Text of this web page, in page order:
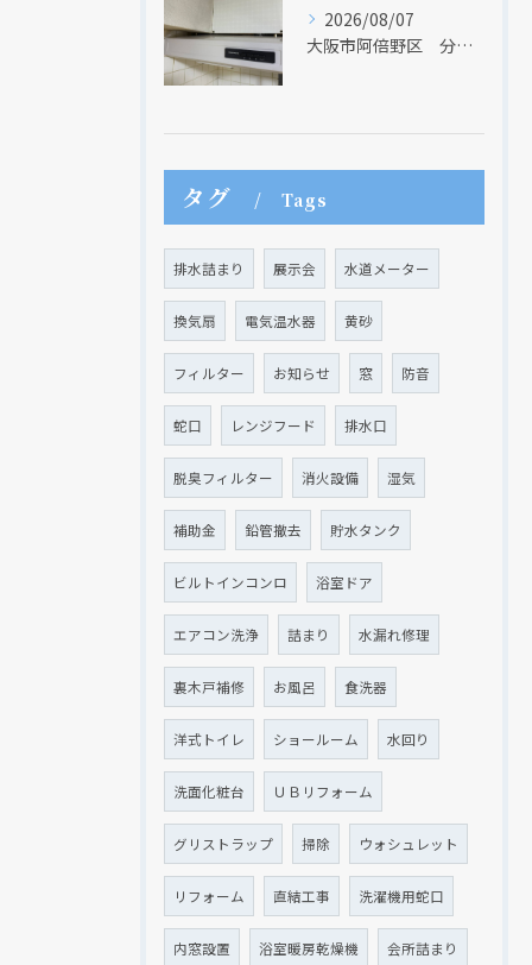
2026/08/07
大阪市阿倍野区 分譲マンションのレンジフード取替リフォーム工事 タカラスタンダード
タグ Tags
排水詰まり 展示会 水道メーター
換気扇 電気温水器 黄砂
フィルター お知らせ 窓 防音
蛇口 レンジフード 排水口
脱臭フィルター 消火設備 湿気
補助金 鉛管撤去 貯水タンク
ビルトインコンロ 浴室ドア
エアコン洗浄 詰まり 水漏れ修理
裏木戸補修 お風呂 食洗器
洋式トイレ ショールーム 水回り
洗面化粧台 ＵＢリフォーム
グリストラップ 掃除 ウォシュレット
リフォーム 直結工事 洗濯機用蛇口
内窓設置 浴室暖房乾燥機 会所詰まり